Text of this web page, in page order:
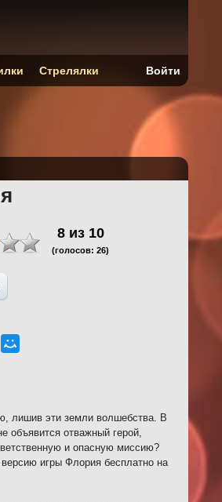
8из 10
(голосов: 26)
лишив эти земли волшебства. В
объявится отважный герой,
и опасную миссию?
игры Флория бесплатно на
Стрелялки Войти